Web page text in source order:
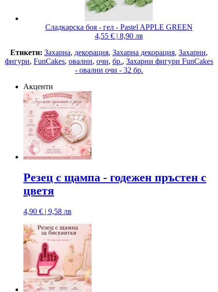
Сладкарска боя - гел - Pastel APPLE GREEN
4,55 € | 8,90 лв
Етикети: Захарна, декорация, Захарна декорация, Захарни,
фигури, FunCakes, овални, очи, бр., Захарни фигури FunCakes
- овални очи - 32 бр.
Акценти
Резец с щампa - годежен пръстен с
цветя
4,90 € | 9,58 лв